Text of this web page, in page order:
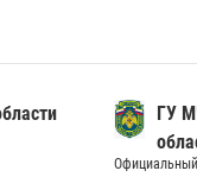
ГУ